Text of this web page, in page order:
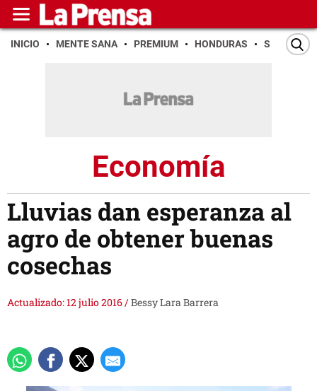
INICIO MENTE SANA PREMIUM HONDURAS SAN PEDRO
Economía
Lluvias dan esperanza al
agro de obtener buenas
cosechas
Actualizado: 12 julio 2016/Bessy Lara Barrera